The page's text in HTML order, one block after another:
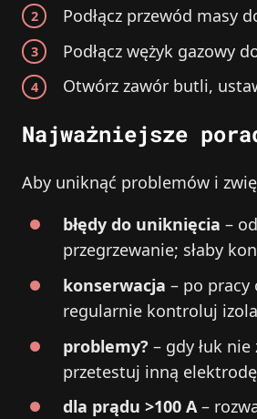
Podłącz przewód masy
Podłącz wężyk gazowy
Otwórz zawór butli,
Najważniejsze
Aby uniknąć problemów i
błędy do uniknięcia –
przegrzewanie; słaby
konserwacja – po pracy
regularnie kontroluj
problemy? – gdy łuk
przetestuj inną
dla prądu >100 A–